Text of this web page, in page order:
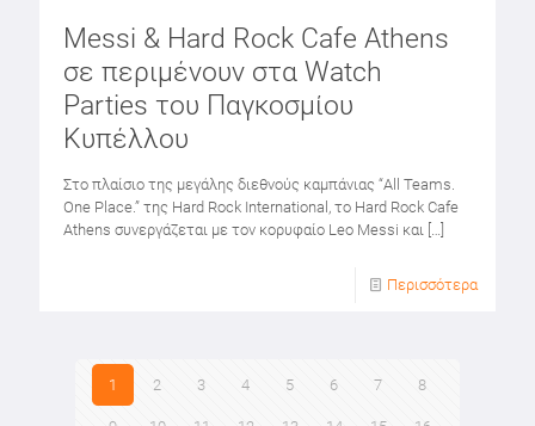
Messi & Hard Rock Cafe Athens
σε περιμένουν στα Watch
Parties του Παγκοσμίου
Κυπέλλου
Στο πλαίσιο της μεγάλης διεθνούς καμπάνιας “All Teams.
One Place.” της Hard Rock International, το Hard Rock Cafe
Athens συνεργάζεται με τον κορυφαίο Leo Messi και […]
Περισσότερα
1 2 3 4 5 6 7 8